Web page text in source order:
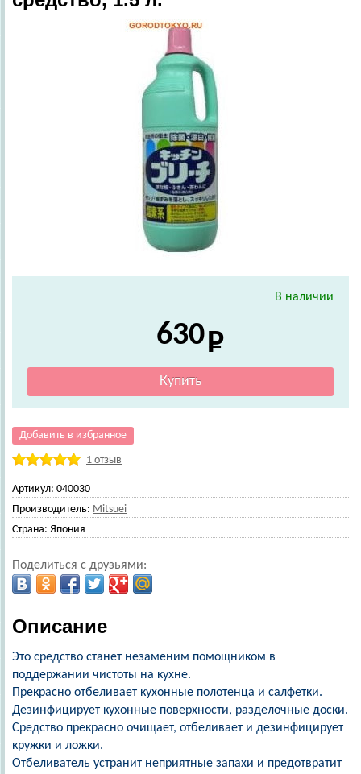
В наличии
630
Добавить в избранное
1 отзыв
Артикул: 040030
Производитель: Mitsuei
Страна: Япония
Поделиться с друзьями:
Описание
Это средство станет незаменим помощником в
поддержании чистоты на кухне.
Прекрасно отбеливает кухонные полотенца и салфетки.
Дезинфицирует кухонные поверхности, разделочные доски.
Средство прекрасно очищает, отбеливает и дезинфицирует
кружки и ложки.
Отбеливатель устранит неприятные запахи и предотвратит